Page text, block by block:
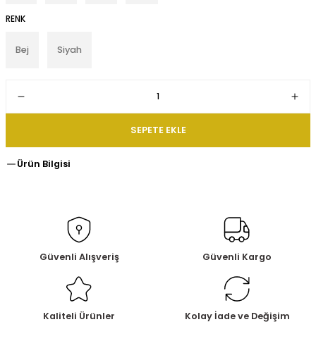
RENK
Bej Siyah
SEPETE EKLE
Ürün Bilgisi
Güvenli Alışveriş Güvenli Kargo
Kaliteli Ürünler Kolay İade ve Değişim